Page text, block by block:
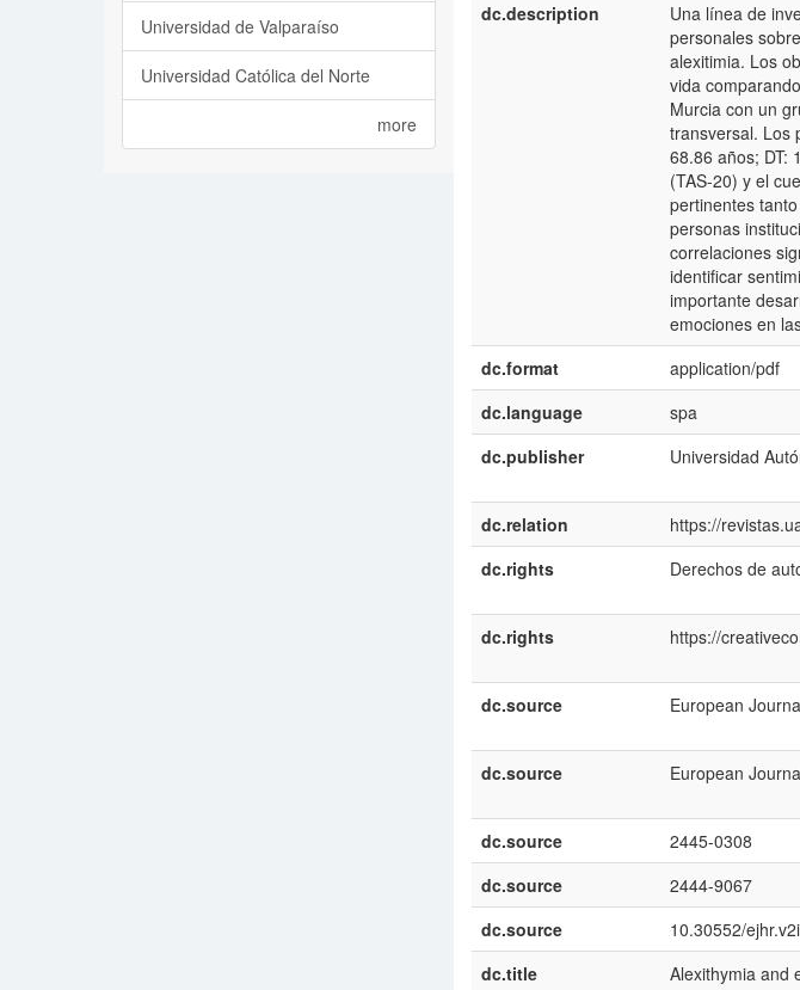
dc.description
Una línea de
personales
alexitimia. Los
vida
Murcia con un
transversal. Los
68.86 años; DT:
(TAS-20) y el
pertinentes
personas
correlaciones
identificar
importante
emociones en
dc.format
application/pdf
dc.language
spa
dc.publisher
Universidad
dc.relation
https://
dc.rights
Derechos de
dc.rights
https://
dc.source
European
dc.source
European
dc.source
2445-0308
dc.source
2444-9067
dc.source
10.30552/
dc.title
Alexithymia and
Universidad de Valparaíso
Universidad Católica del Norte
more